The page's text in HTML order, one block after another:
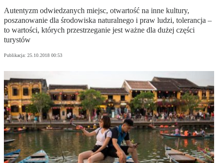
Autentyzm odwiedzanych miejsc, otwartość na inne kultury,
poszanowanie dla środowiska naturalnego i praw ludzi, tolerancja –
to wartości, których przestrzeganie jest ważne dla dużej części
turystów
Publikacja: 25.10.2018 00:53